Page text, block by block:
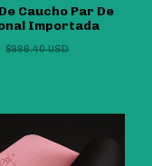
Caucho Par De
Importada
$986.40 USD